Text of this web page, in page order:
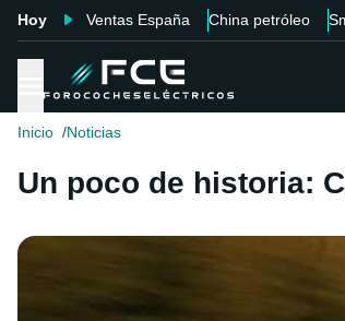
Hoy Ventas España China petróleo
Inicio Noticias
Un poco de historia: